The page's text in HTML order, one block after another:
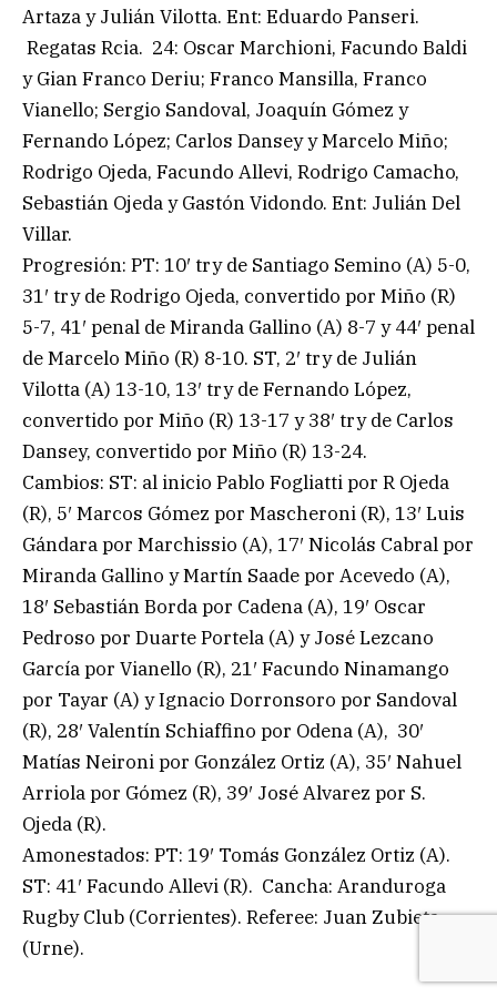
Artaza y Julián Vilotta. Ent: Eduardo Panseri.
Regatas Rcia. 24: Oscar Marchioni, Facundo Baldi
y Gian Franco Deriu; Franco Mansilla, Franco
Vianello; Sergio Sandoval, Joaquín Gómez y
Fernando López; Carlos Dansey y Marcelo Miño;
Rodrigo Ojeda, Facundo Allevi, Rodrigo Camacho,
Sebastián Ojeda y Gastón Vidondo. Ent: Julián Del
Villar.
Progresión: PT: 10′ try de Santiago Semino (A) 5-0,
31′ try de Rodrigo Ojeda, convertido por Miño (R)
5-7, 41′ penal de Miranda Gallino (A) 8-7 y 44′ penal
de Marcelo Miño (R) 8-10. ST, 2′ try de Julián
Vilotta (A) 13-10, 13′ try de Fernando López,
convertido por Miño (R) 13-17 y 38′ try de Carlos
Dansey, convertido por Miño (R) 13-24.
Cambios: ST: al inicio Pablo Fogliatti por R Ojeda
(R), 5′ Marcos Gómez por Mascheroni (R), 13′ Luis
Gándara por Marchissio (A), 17′ Nicolás Cabral por
Miranda Gallino y Martín Saade por Acevedo (A),
18′ Sebastián Borda por Cadena (A), 19′ Oscar
Pedroso por Duarte Portela (A) y José Lezcano
García por Vianello (R), 21′ Facundo Ninamango
por Tayar (A) y Ignacio Dorronsoro por Sandoval
(R), 28′ Valentín Schiaffino por Odena (A), 30′
Matías Neironi por González Ortiz (A), 35′ Nahuel
Arriola por Gómez (R), 39′ José Alvarez por S.
Ojeda (R).
Amonestados: PT: 19′ Tomás González Ortiz (A).
ST: 41′ Facundo Allevi (R). Cancha: Aranduroga
Rugby Club (Corrientes). Referee: Juan Zubieta
(Urne).